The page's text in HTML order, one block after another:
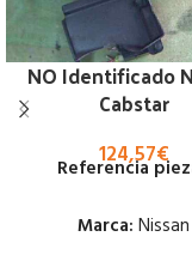
NO Identificado
Cabstar
124,57€
Referencia
Marca: Nissan